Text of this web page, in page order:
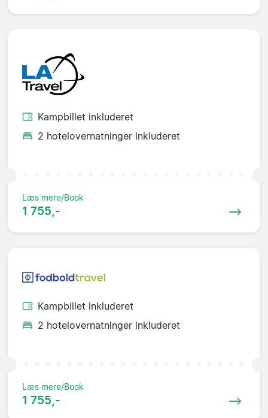
Kampbillet inkluderet
2 hotelovernatninger inkluderet
Læs mere/Book
1 755,-
Kampbillet inkluderet
2 hotelovernatninger inkluderet
Læs mere/Book
1 755,-